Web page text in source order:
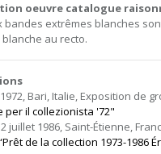
oeuvre catalogue
bandes extrêmes blanches
au recto.
Bari, Italie, Exposition de
per il collezionista '72"
juillet 1986, Saint-Étienne,
de la collection 1973-1986